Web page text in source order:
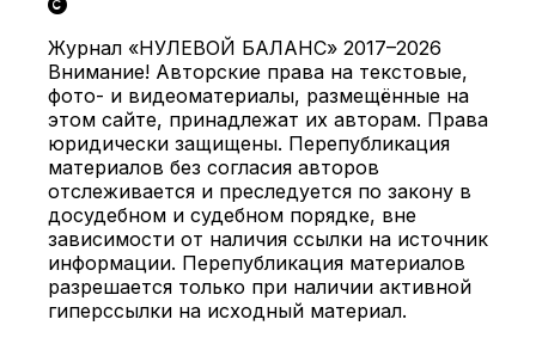
Журнал «НУЛЕВОЙ БАЛАНС» 2017–2026
Внимание! Авторские права на текстовые,
фото- и видеоматериалы, размещённые на
этом сайте, принадлежат их авторам. Права
юридически защищены. Перепубликация
материалов без согласия авторов
отслеживается и преследуется по закону в
досудебном и судебном порядке, вне
зависимости от наличия ссылки на источник
информации. Перепубликация материалов
разрешается только при наличии активной
гиперссылки на исходный материал.